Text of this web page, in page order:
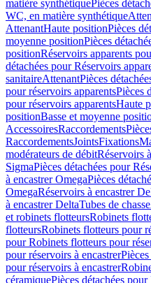
matière synthétiquePièces
WC, en matière synthétique
AttenantHaute positionPièces
moyenne positionPièces
positionRéservoirs apparents
détachées pour Réservoirs
sanitaireAttenantPièces
pour réservoirs apparentsPièces
pour réservoirs apparentsHaute
positionBasse et moyenne
AccessoiresRaccordements
RaccordementsJointsFixations
modérateurs de débitRéservoirs
SigmaPièces détachées pour
à encastrer OmegaPièces
OmegaRéservoirs à encastrer
à encastrer DeltaTubes de chasse
et robinets flotteursRobinets
flotteursRobinets flotteurs pour
pour Robinets flotteurs pour
pour réservoirs à encastrer
pour réservoirs à encastrer
céramiquePièces détachées